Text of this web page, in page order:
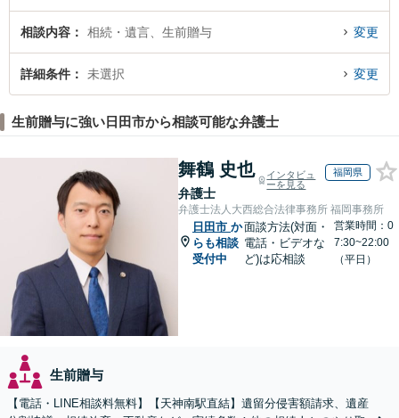
回相談無料で生前贈与を法律相談できる日田市内の弁護士に相談予約したい』
などでお困りの相談者さんにおすすめです。
相談内容 相続・遺言、生前贈与 変更
詳細条件 未選択 変更
生前贈与に強い日田市から相談可能な弁護士
舞鶴 史也
弁護士
インタビュ
ーを見る
福岡県
弁護士法人大西総合法律事務所 福岡事務所
日田市 か
らも相談
受付中
面談方法(対面・
電話・ビデオな
ど)は応相談
営業時間：0
7:30~22:00
（平日）
生前贈与
【電話・LINE相談料無料】【天神南駅直結】遺留分侵害額請求、遺産